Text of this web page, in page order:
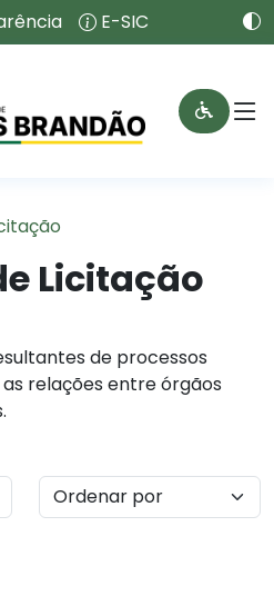
E-SIC
Licitação
de processos
relações entre órgãos